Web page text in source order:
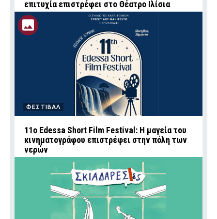
επιτυχία επιστρέφει στο Θέατρο Ιλίσια
ΦΕΣΤΙΒΑΛ
11ο Edessa Short Film Festival: Η μαγεία του
κινηματογράφου επιστρέφει στην πόλη των
νερών